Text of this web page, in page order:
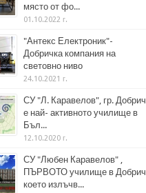
място от фо...
01.10.2022 г.
"Антекс Електроник"-
Добричка компания на
световно ниво
24.10.2021 г.
СУ "Л. Каравелов", гр. Добрич
е най- активното училище в
Бъл...
12.10.2020 г.
СУ "Любен Каравелов" ,
ПЪРВОТО училище в Добрич
което излъчв...